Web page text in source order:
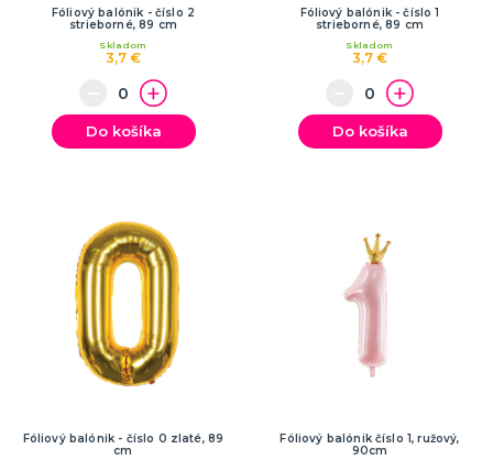
Fóliový balónik - číslo 2
strieborné, 89 cm
3,7 €
Skladom
Do košíka
Fóliový balónik - číslo 1
strieborné, 89 cm
3,7 €
Skladom
Do košíka
Fóliový balónik - číslo 0 zlaté, 89
cm
Fóliový balónik číslo 1, ružový,
90cm